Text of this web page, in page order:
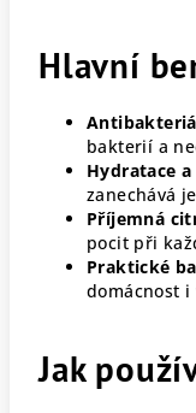
Hlavní
bakterií a
Hydratace a
zanechává
Příjemná
pocit při
Praktické
domácnost
Jak